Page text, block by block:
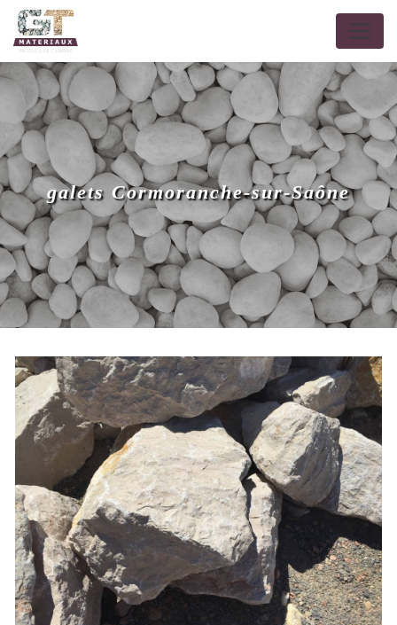
Panneau de gestion des cookies
galets Cormoranche-sur-Saône